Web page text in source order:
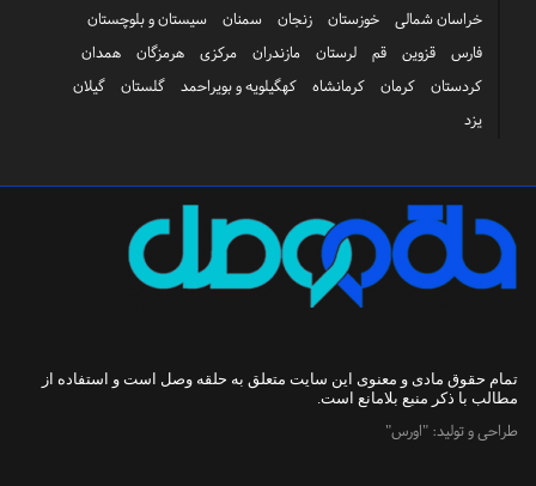
خراسان شمالی
خوزستان زنجان سمنان
سیستان و بلوچستان
فارس
قزوین قم لرستان مازندران مرکزی هرمزگان
همدان
کردستان
کرمان کرمانشاه کهگیلویه و بویراحمد گلستان
گیلان
یزد
تمام حقوق مادی و معنوی این سایت متعلق به حلقه وصل است و استفاده از
مطالب با ذکر منبع بلامانع است.
طراحی و تولید: "اورس"